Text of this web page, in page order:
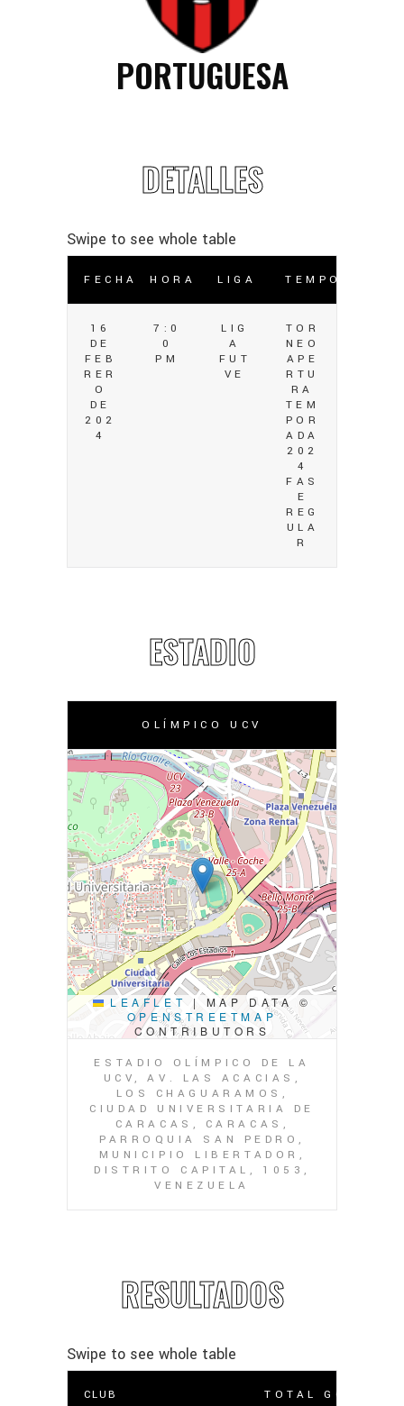
PORTUGUESA
DETALLES
FECHA HORA LIGA TEMPORADA
16
DE
FEB
RER
O
DE
202
4
7:0
0
PM
LIG
A
FUT
VE
TOR
NEO
APE
RTU
RA
TEM
POR
ADA
202
4
FAS
E
REG
ULA
R
ESTADIO
OLÍMPICO UCV
LEAFLET |
MAP DATA ©
OPENSTREETMAP
CONTRIBUTORS
ESTADIO OLÍMPICO DE LA
UCV, AV. LAS ACACIAS,
LOS CHAGUARAMOS,
CIUDAD UNIVERSITARIA DE
CARACAS, CARACAS,
PARROQUIA SAN PEDRO,
MUNICIPIO LIBERTADOR,
DISTRITO CAPITAL, 1053,
VENEZUELA
RESULTADOS
CLUB TOTAL GOLES